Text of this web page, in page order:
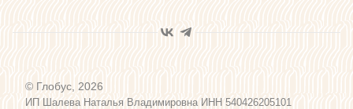
Программа лояльности
© Глобус, 2026
ИП Шалева Наталья Владимировна ИНН 540426205101